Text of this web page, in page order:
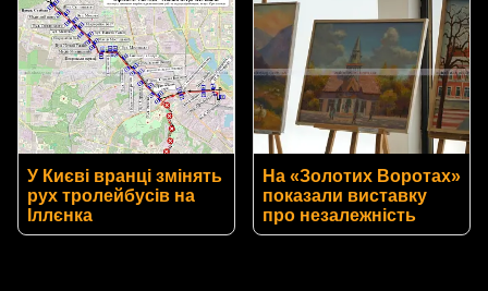
У Києві вранці змінять
рух тролейбусів на
Іллєнка
На «Золотих Воротах»
показали виставку
про незалежність